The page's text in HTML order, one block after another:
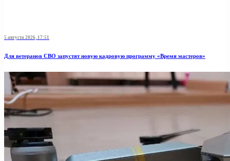
5 августа 2026, 17:51
Для ветеранов СВО запустят новую кадровую программу «Время мастеров»